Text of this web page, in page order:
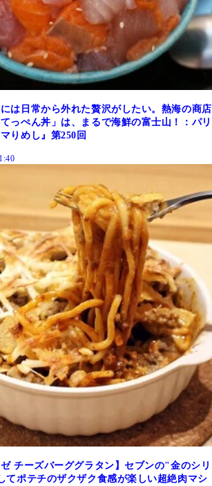
には日常から外れた贅沢がしたい。熱海の商店
っぺん丼」は、まるで海鮮の富士山！：パリ
りめし』第250回
ゼ チーズバーググラタン】セブンの"金のシリ
てポテチのザクザク食感が楽しい超絶肉マシ